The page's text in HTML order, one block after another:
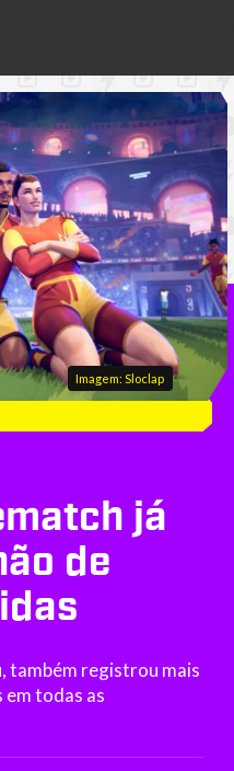
Imagem: Sloclap
já
de
também registrou mais
em todas as